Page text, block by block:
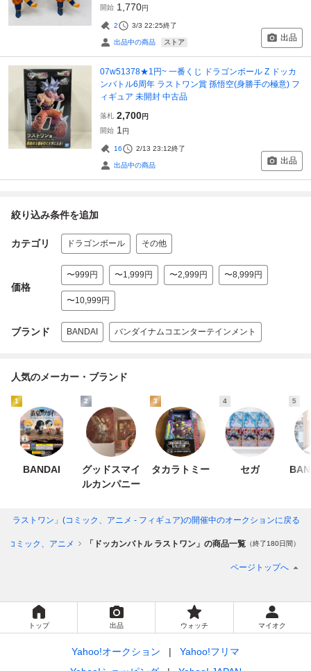
開始 1,770円
2 3/3 22:25終了
出品中の商品 ストア 出品
07w51378★1円~ 一番くじ ドラゴンボール Z ドッカ
ンバトル6周年 ラストワン賞 孫悟空(身勝手の極意) フ
ィギュア 未開封 中古品
落札 2,700円
開始 1 円
16 2/13 23:12終了
出品中の商品 出品
絞り込み条件を追加
カテゴリ ドラゴンボール その他
価格
〜999円 〜1,999円 〜2,999円 〜8,999円
〜10,999円
ブランド BANDAI バンダイナムコエンターテインメント
人気のメーカー・ブランド
1
BANDAI
2
グッドスマイ
ルカンパニー
3
タカラトミー
4
セガ
5
ラストワン」(コミック、アニメ - フィギュア)の開催中のオークションに戻る
コミック、アニメ 「ドッカンバトル ラストワン」の商品一覧 （終了180日間）
ページトップへ
トップ 出品 ウォッチ マイオク
Yahoo!オークション
Yahoo!フリマ